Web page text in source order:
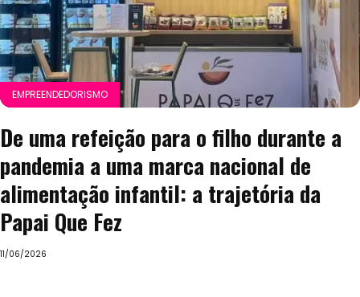
EMPREENDEDORISMO
De uma refeição para o filho durante a
pandemia a uma marca nacional de
alimentação infantil: a trajetória da
Papai Que Fez
11/06/2026